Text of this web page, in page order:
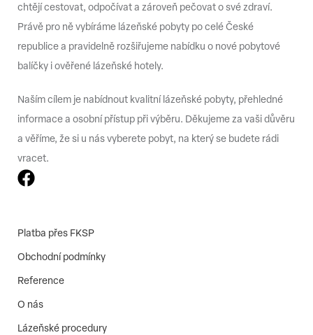
chtějí cestovat, odpočívat a zároveň pečovat o své zdraví.
Právě pro ně vybíráme lázeňské pobyty po celé České
republice a pravidelně rozšiřujeme nabídku o nové pobytové
balíčky i ověřené lázeňské hotely.
Naším cílem je nabídnout kvalitní lázeňské pobyty, přehledné
informace a osobní přístup při výběru. Děkujeme za vaši důvěru
a věříme, že si u nás vyberete pobyt, na který se budete rádi
vracet.
Platba přes FKSP
Obchodní podmínky
Reference
O nás
Lázeňské procedury